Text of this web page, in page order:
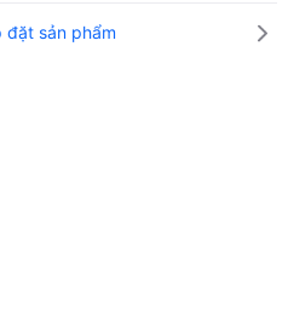
đặt sản phẩm